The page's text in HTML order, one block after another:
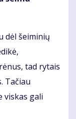
dėl šeiminių
tad rytais
Tačiau
viskas gali